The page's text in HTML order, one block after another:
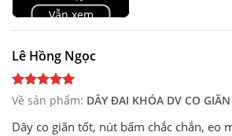
Vẫn xem
Lê Hồng Ngọc
Về sản phẩm: DÂY ĐAI KHÓA DV CO GIÃN
Dây co giãn tốt, nút bấm chắc chắn, eo